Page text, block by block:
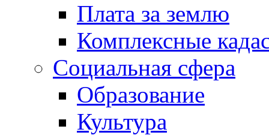
Плата за землю
Комплексные
Социальная сфера
Образование
Культура